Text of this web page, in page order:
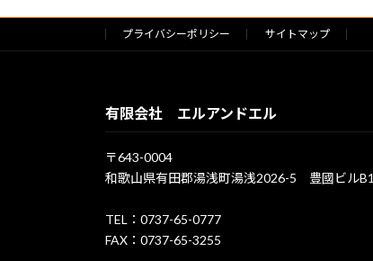
プライバシーポリシー サイトマップ
有限会社 エルアンドエル
〒643-0004
和歌山県有田郡湯浅町湯浅2026-5 豊國ビルB1
TEL：0737-65-0777
FAX：0737-65-3255